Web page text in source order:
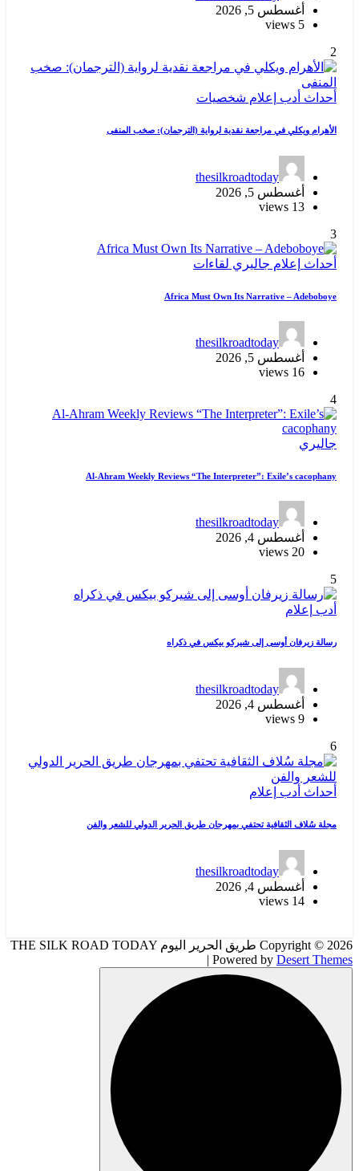
أغسطس 5, 2026
5 views
2
أحداث أدب إعلام شخصيات
الأهرام ويكلي في مراجعة نقدية لرواية (الترجمان): صخب المنفى
thesilkroadtoday
أغسطس 5, 2026
13 views
3
أحداث إعلام جاليري لقاءات
Africa Must Own Its Narrative – Adeboboye
thesilkroadtoday
أغسطس 5, 2026
16 views
4
جاليري
Al-Ahram Weekly Reviews “The Interpreter”: Exile’s cacophany
thesilkroadtoday
أغسطس 4, 2026
20 views
5
أدب إعلام
رسالة زيرفان أوسى إلى شيركو بيكس في ذكراه
thesilkroadtoday
أغسطس 4, 2026
9 views
6
أحداث أدب إعلام
مجلة سُلاف الثقافية تحتفي بمهرجان طريق الحرير الدولي للشعر والفن
thesilkroadtoday
أغسطس 4, 2026
14 views
Copyright © 2026 طريق الحرير اليوم THE SILK ROAD TODAY
| Powered by Desert Themes